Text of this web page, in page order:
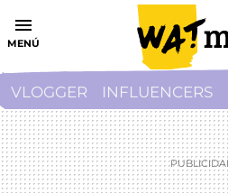
MENÚ
VLOGGER INFLUENCERS